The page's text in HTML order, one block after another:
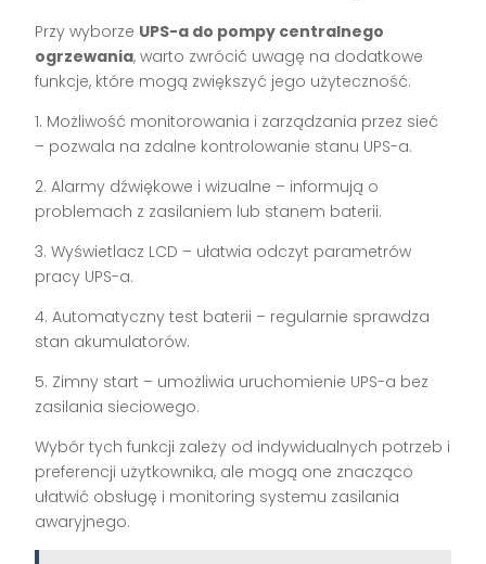
Przy wyborze UPS-a do pompy centralnego
ogrzewania, warto zwrócić uwagę na dodatkowe
funkcje, które mogą zwiększyć jego użyteczność:
1. Możliwość monitorowania i zarządzania przez sieć
– pozwala na zdalne kontrolowanie stanu UPS-a.
2. Alarmy dźwiękowe i wizualne – informują o
problemach z zasilaniem lub stanem baterii.
3. Wyświetlacz LCD – ułatwia odczyt parametrów
pracy UPS-a.
4. Automatyczny test baterii – regularnie sprawdza
stan akumulatorów.
5. Zimny start – umożliwia uruchomienie UPS-a bez
zasilania sieciowego.
Wybór tych funkcji zależy od indywidualnych potrzeb i
preferencji użytkownika, ale mogą one znacząco
ułatwić obsługę i monitoring systemu zasilania
awaryjnego.